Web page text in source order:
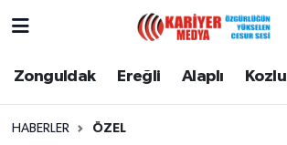
Zonguldak Ereğli Alaplı Kozlu
HABERLER ÖZEL
Zonguldak
Zonguldak Nöbetçi Eczaneler